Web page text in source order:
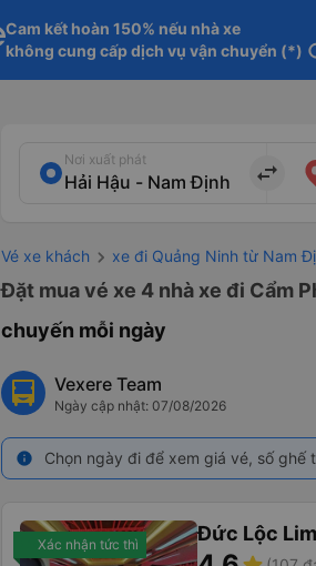
Cam kết hoàn 150% nếu nhà xe
không cung cấp dịch vụ vận chuyển (*)
Nơi xuất phát
import_export
Vé xe khách xe đi Quảng Ninh từ Nam
Đặt mua vé xe 4 nhà xe đi Cẩm
chuyến mỗi ngày
Vexere Team
Ngày cập nhật: 07/08/2026
info Chọn ngày đi để xem giá vé, số
Xác nhận tức thì Đức Lộc